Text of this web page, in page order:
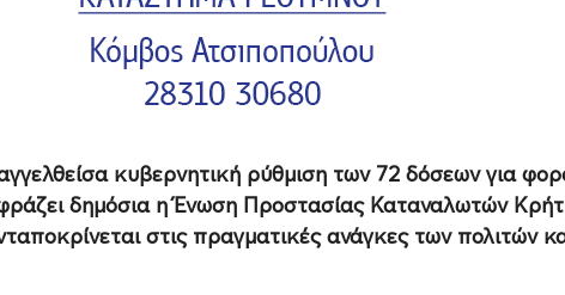
κυβερνητική ρύθμιση των 72 δόσεων για
δημόσια η Ένωση Προστασίας Καταναλωτών
στις πραγματικές ανάγκες των πολιτών